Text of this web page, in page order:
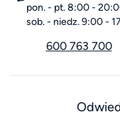
pon. - pt. 8:00 -
sob. - niedz. 9:00 -
600 763 700